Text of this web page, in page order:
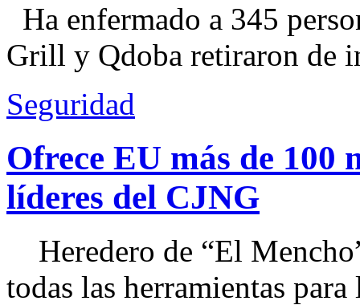
Ha enfermado a 345
Grill y Qdoba retiraron de
Seguridad
Ofrece EU más de 100
líderes del CJNG
Heredero de “El
todas las herramientas